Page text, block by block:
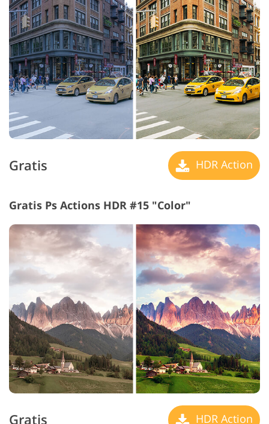
Gratis HDR Action
Gratis Ps Actions HDR #15 "Color"
Gratis HDR Action